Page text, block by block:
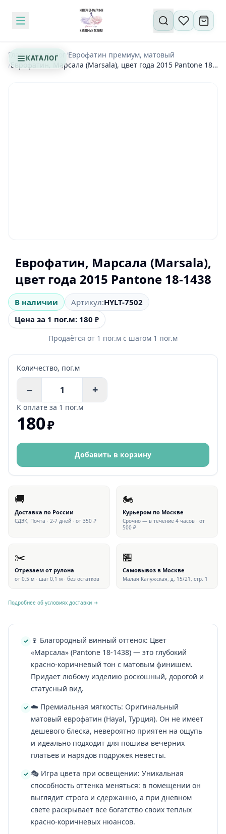
КАТАЛОГ
Поиск по сайту
Главная/Каталог/Еврофатин премиум, матовый
/Еврофатин, Марсала (Marsala), цвет года 2015 Pantone 18-
Еврофатин, Марсала (Marsala),
цвет года 2015 Pantone 18-1438
В наличии Артикул:HYLT-7502
Цена за 1 пог.м: 180 ₽
Продаётся от 1 пог.м с шагом 1 пог.м
Количество, пог.м
− +
К оплате за 1 пог.м
180₽
Добавить в корзину
🚚
Доставка по России
СДЭК, Почта · 2-7 дней · от 350 ₽
🏍
Курьером по Москве
Срочно — в течение 4 часов · от
500 ₽
✂️
Отрезаем от рулона
от 0,5 м · шаг 0,1 м · без остатков
🏪
Самовывоз в Москве
Малая Калужская, д. 15/21, стр. 1
Подробнее об условиях доставки →
🍷 Благородный винный оттенок: Цвет
«Марсала» (Pantone 18-1438) — это глубокий
красно-коричневый тон с матовым финишем.
Придает любому изделию роскошный, дорогой и
статусный вид.
☁️ Премиальная мягкость: Оригинальный
матовый еврофатин (Hayal, Турция). Он не имеет
дешевого блеска, невероятно приятен на ощупь
и идеально подходит для пошива вечерних
платьев и нарядов подружек невесты.
🎭 Игра цвета при освещении: Уникальная
способность оттенка меняться: в помещении он
выглядит строго и сдержанно, а при дневном
свете раскрывает все богатство своих теплых
красно-коричневых нюансов.